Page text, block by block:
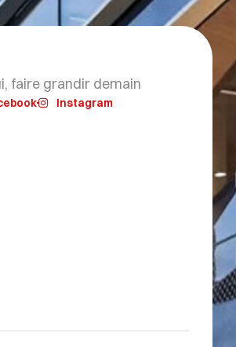
faire grandir demain
Instagram